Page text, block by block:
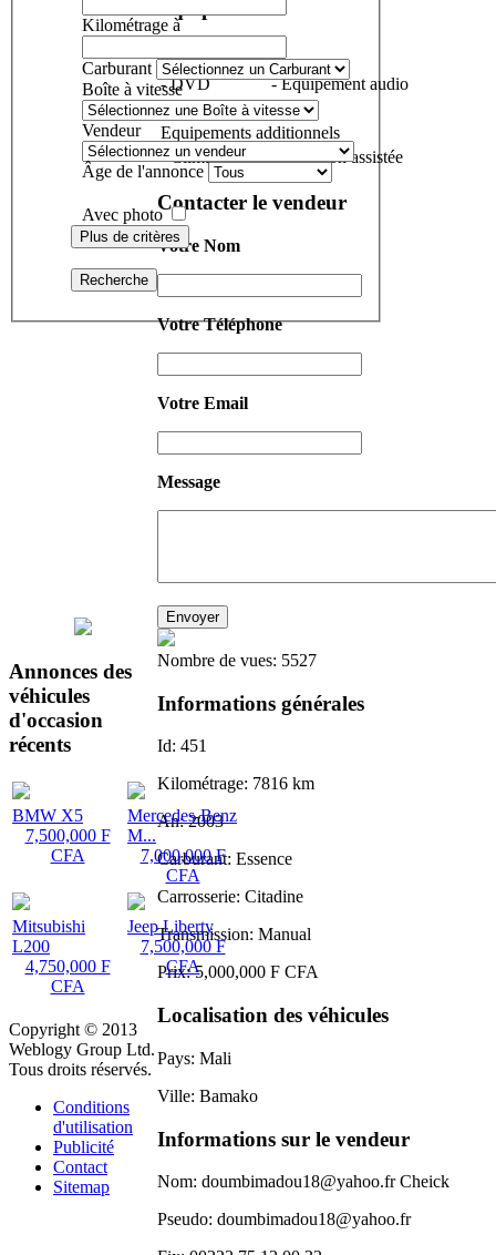
Audio/Video
- DVD
- Equipement audio
- Radio
Equipements additionnels
- Climatisation - Direction assistée
Contacter le vendeur
Votre Nom
Votre Téléphone
Votre Email
Message
Nombre de vues: 5527
Informations générales
Id: 451
Kilométrage: 7816 km
An:2003
Carburant: Essence
Carrosserie: Citadine
Transmission: Manual
Prix:5,000,000 F CFA
Localisation des véhicules
Pays: Mali
Ville: Bamako
Informations sur le vendeur
Nom: doumbimadou18@yahoo.fr Cheick
Pseudo: doumbimadou18@yahoo.fr
Kilométrage à
Carburant
Boîte à vitesse
Vendeur
Âge de l'annonce
Avec photo
Plus de critères
Recherche
Annonces des
véhicules
d'occasion
récents
BMW X5
7,500,000 F
CFA
Mercedes-Benz
M...
7,000,000 F
CFA
Mitsubishi
L200
4,750,000 F
CFA
Jeep Liberty
7,500,000 F
CFA
Copyright © 2013
Weblogy Group Ltd.
Tous droits réservés.
Conditions
d'utilisation
Publicité
Contact
Sitemap